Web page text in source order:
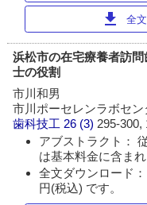
download 全
浜松市の在宅療養者訪
士の役割
市川和男
市川ポーセレンラボセン
歯科技工 26 (3) 295-300,
アブストラクト：
は基本料金に含まれ
全文ダウンロード
円(税込) です。